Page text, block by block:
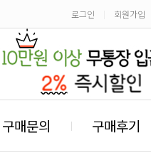
로그인 회원가입
구매문의 구매후기